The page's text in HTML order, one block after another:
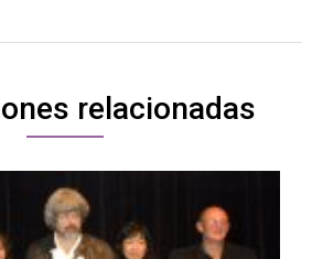
relacionadas